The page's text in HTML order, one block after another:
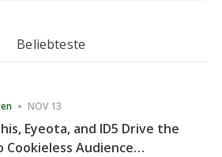
Beliebteste
NOV 13
Eyeota, and ID5 Drive the
Cookieless Audience